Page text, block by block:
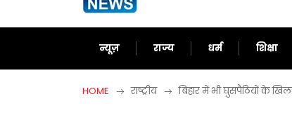
न्यूज़ राज्य धर्म शिक्षा
HOME राष्ट्रीय बिहार में भी घुसपैठियों के